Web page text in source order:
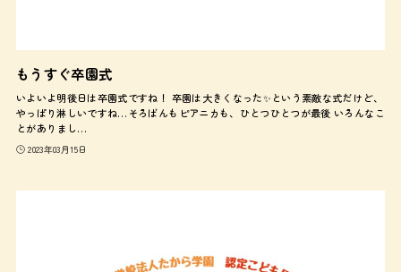
もうすぐ卒園式
いよいよ明後日は卒園式ですね！ 卒園は大きくなった✨という素敵な式だけど、
やっぱり淋しいですね…そろばんもピアニカも、ひとつひとつが最後 いろんなこ
とがありまし…
2023年03月15日